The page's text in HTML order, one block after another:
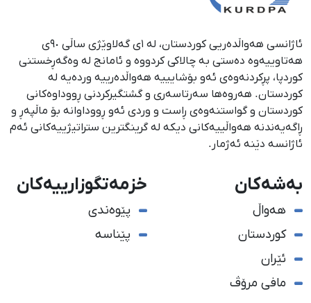
ئاژانسی هەواڵدەریی کوردستان، لە ١ی گەلاوێژی ساڵی ٩٠ی
هەتاوییەوە دەستی بە چالاکی کردووە و ئامانج لە وەگەڕخستنی
كوردپا، پڕكردنەوەی ئەو بۆشایییە هەواڵدەرییە وردەیە لە
كوردستان. هەروەها سەرتاسەری و گشتگیركردنی ڕووداوەكانی
كوردستان و گواستنەوەی ڕاست و وردی ئەو ڕووداوانە بۆ ماڵپەڕ و
ڕاگەیەندنە هەواڵییەكانی دیكە لە گرینگترین ستراتیژییەكانی ئەم
ئاژانسە دێنە ئەژمار.
بەشەکان
هەواڵ
کوردستان
ئێران
مافی مرۆڤ
خزمەتگوزارییەکان
پێوەندی
پێناسە